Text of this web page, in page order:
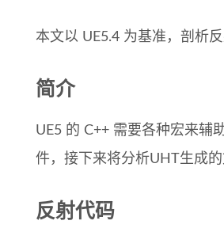
本文以 UE5.4 为基准，剖析
简介
UE5 的 C++ 需要各种宏来辅
件，接下来将分析UHT生成
反射代码